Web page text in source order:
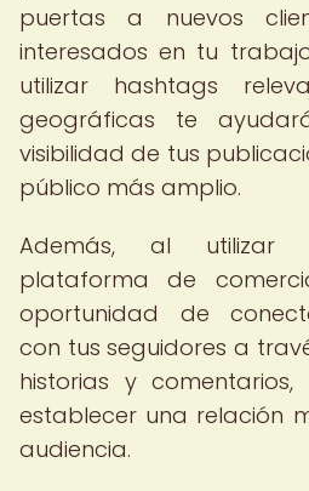
puertas a nuevos
interesados en tu
utilizar hashtags
geográficas te
visibilidad de tus
público más amplio.
Además, al utilizar
plataforma de
oportunidad de
con tus seguidores a
historias y
establecer una relación
audiencia.